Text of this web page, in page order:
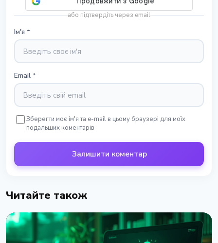
або підтвердіть через email
Ім'я *
Email *
Зберегти моє ім'я та e-mail в цьому браузері для моїх
подальших коментарів
Залишити коментар
Читайте також